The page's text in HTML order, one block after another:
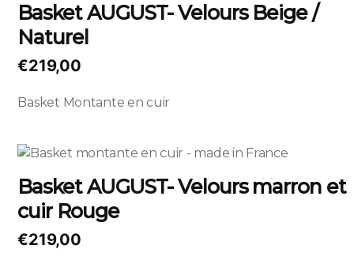
la
page
produit
Basket AUGUST- Velours Beige /
Naturel
€219,00
Basket Montante en cuir
a
plusieurs
Les
peuvent
choisies
la
page
produit
Basket AUGUST- Velours marron et
cuir Rouge
€219,00
Ce
a
plusieurs
Les